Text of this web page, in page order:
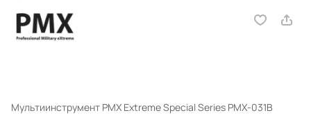
Мультиинструмент PMX Extreme Special Series PMX-031B